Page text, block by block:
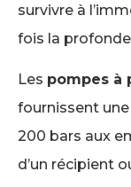
survivre à
fois la
Les pompes à
fournissent
200 bars aux
d’un récipient